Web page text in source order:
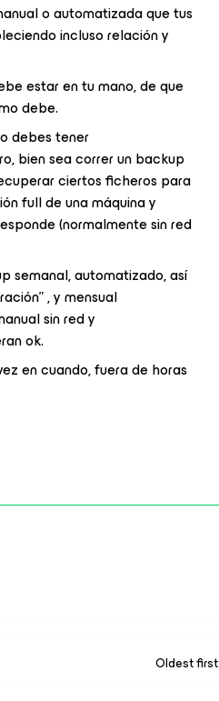
o automatizada que tus
incluso relación y
estar en tu mano, de que
debe.
debes tener
bien sea correr un backup
ciertos ficheros para
full de una máquina y
(normalmente sin red
semanal, automatizado, así
, y mensual
sin red y
ok.
en cuando, fuera de horas
Oldest first